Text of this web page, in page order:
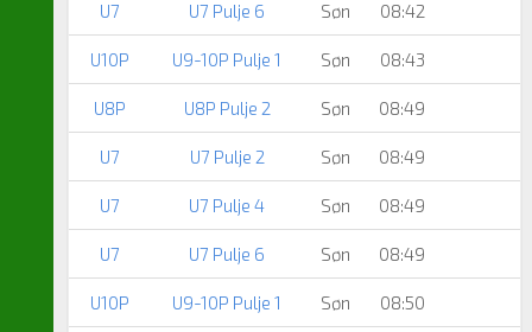
U7 U7 Pulje 6 Søn 08:42
U10P U9-10P Pulje 1 Søn 08:43
U8P U8P Pulje 2 Søn 08:49
U7 U7 Pulje 2 Søn 08:49
U7 U7 Pulje 4 Søn 08:49
U7 U7 Pulje 6 Søn 08:49
U10P U9-10P Pulje 1 Søn 08:50